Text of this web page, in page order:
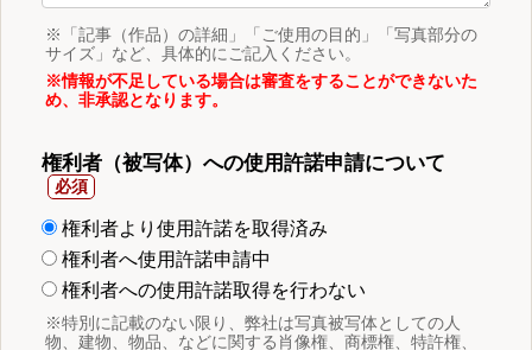
※「記事（作品）の詳細」「ご使用の目的」「写真部分の
サイズ」など、具体的にご記入ください。
※情報が不足している場合は審査をすることができないた
め、非承認となります。
権利者（被写体）への使用許諾申請について
権利者より使用許諾を取得済み
権利者へ使用許諾申請中
権利者への使用許諾取得を行わない
※特別に記載のない限り、弊社は写真被写体としての人
物、建物、物品、などに関する肖像権、商標権、特許権、